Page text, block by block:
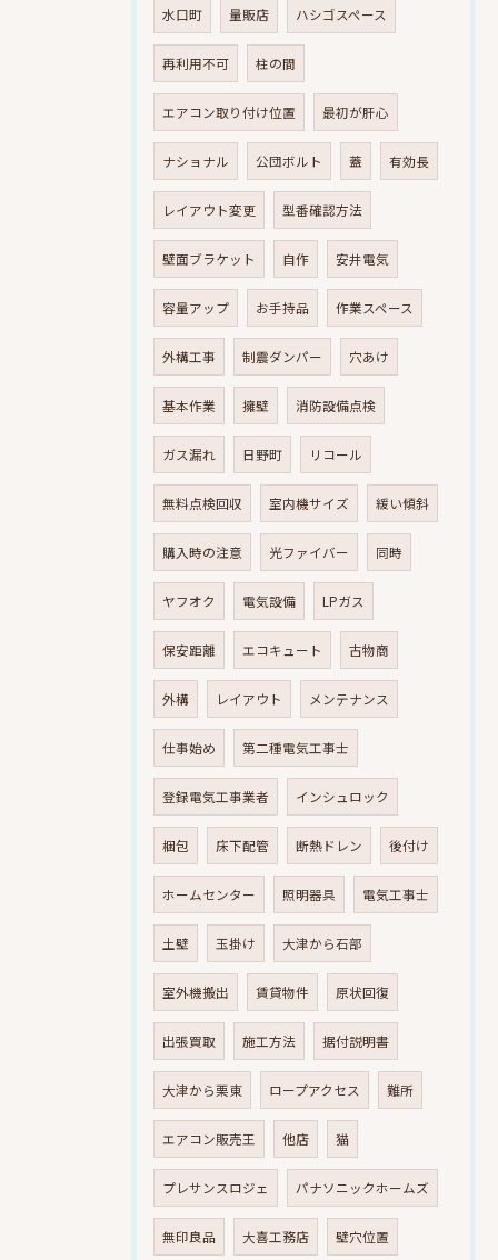
水口町 量販店 ハシゴスペース
再利用不可 柱の間
エアコン取り付け位置 最初が肝心
ナショナル 公団ボルト 蓋 有効長
レイアウト変更 型番確認方法
壁面ブラケット 自作 安井電気
容量アップ お手持品 作業スペース
外構工事 制震ダンパー 穴あけ
基本作業 擁壁 消防設備点検
ガス漏れ 日野町 リコール
無料点検回収 室内機サイズ 緩い傾斜
購入時の注意 光ファイバー 同時
ヤフオク 電気設備 LPガス
保安距離 エコキュート 古物商
外構 レイアウト メンテナンス
仕事始め 第二種電気工事士
登録電気工事業者 インシュロック
梱包 床下配管 断熱ドレン 後付け
ホームセンター 照明器具 電気工事士
土壁 玉掛け 大津から石部
室外機搬出 賃貸物件 原状回復
出張買取 施工方法 据付説明書
大津から栗東 ロープアクセス 難所
エアコン販売王 他店 猫
プレサンスロジェ パナソニックホームズ
無印良品 大喜工務店 壁穴位置